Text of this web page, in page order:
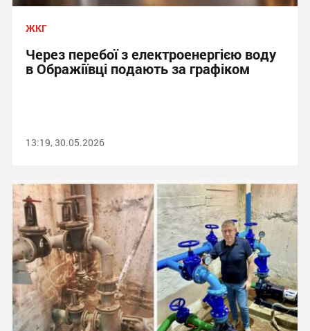
ЖКГ
Через перебої з електроенергією воду
в Ображіївці подають за графіком
13:19, 30.05.2026